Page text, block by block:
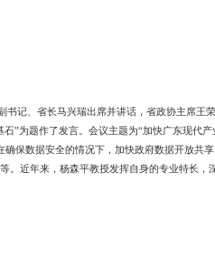
记、省长马兴瑞出席并讲话，省政协主席王
”为题作了发言。会议主题为“加快广东现代
保数据安全的情况下，加快政府数据开放共
近年来，杨森平教授发挥自身的专业特长，